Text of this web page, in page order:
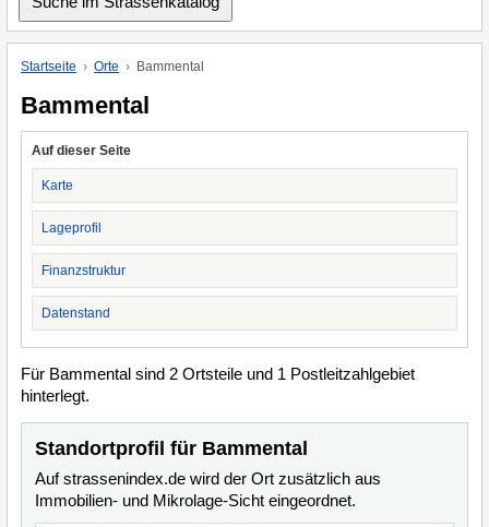
Startseite Orte Bammental
Bammental
Auf dieser Seite
Karte
Lageprofil
Finanzstruktur
Datenstand
Für Bammental sind 2 Ortsteile und 1 Postleitzahlgebiet
hinterlegt.
Standortprofil für Bammental
Auf strassenindex.de wird der Ort zusätzlich aus
Immobilien- und Mikrolage-Sicht eingeordnet.